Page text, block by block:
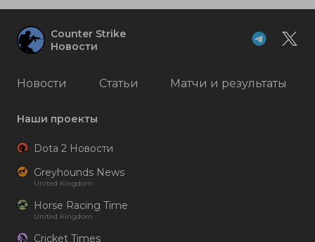
Counter Strike
Новости
Новости Статьи Матчи и результаты
Наши проекты
Dota 2 Новости
Greyhounds News
United Kingdom
Horse Racing Time
United Kingdom
Cricket Times